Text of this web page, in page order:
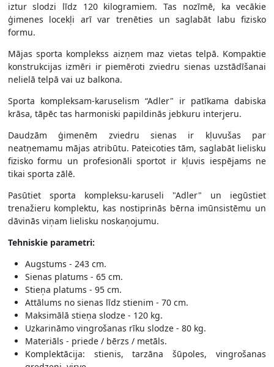
iztur slodzi līdz 120 kilogramiem. Tas nozīmē, ka vecākie
ģimenes locekļi arī var trenēties un saglabāt labu fizisko
formu.
Mājas sporta komplekss aizņem maz vietas telpā. Kompaktie
konstrukcijas izmēri ir piemēroti zviedru sienas uzstādīšanai
nelielā telpā vai uz balkona.
Sporta kompleksam-karuselism “Adler" ir patīkama dabiska
krāsa, tāpēc tas harmoniski papildinās jebkuru interjeru.
Daudzām ģimenēm zviedru sienas ir kļuvušas par
neatņemamu mājas atribūtu. Pateicoties tām, saglabāt lielisku
fizisko formu un profesionāli sportot ir kļuvis iespējams ne
tikai sporta zālē.
Pasūtiet sporta kompleksu-karuseli "Adler" un iegūstiet
trenažieru komplektu, kas nostiprinās bērna imūnsistēmu un
dāvinās viņam lielisku noskaņojumu.
Tehniskie parametri:
Augstums - 243 cm.
Sienas platums - 65 cm.
Stieņa platums - 95 cm.
Attālums no sienas līdz stienim - 70 cm.
Maksimālā stieņa slodze - 120 kg.
Uzkarināmo vingrošanas rīku slodze - 80 kg.
Materiāls - priede / bērzs / metāls.
Komplektācija: stienis, tarzāna šūpoles, vingrošanas